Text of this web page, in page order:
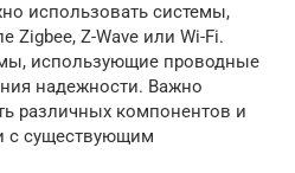
использовать системы,
Zigbee, Z-Wave или Wi-Fi.
использующие проводные
надежности. Важно
различных компонентов и
с существующим